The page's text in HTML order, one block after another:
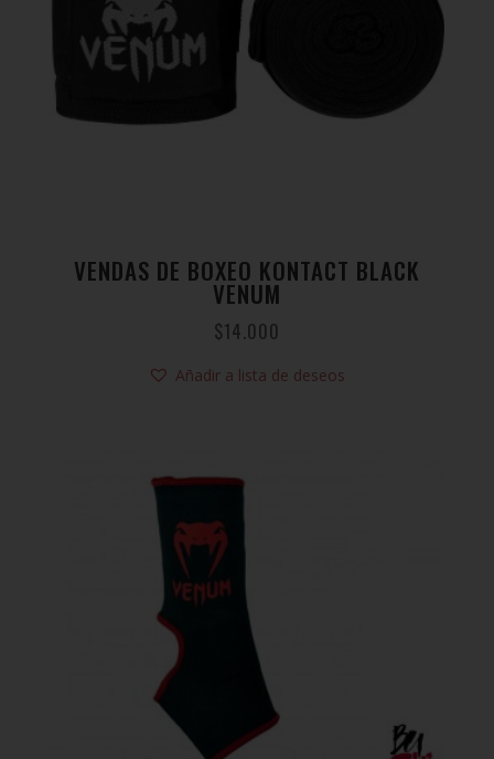
VENDAS DE BOXEO KONTACT BLACK
VENUM
$14.000
Añadir a lista de deseos